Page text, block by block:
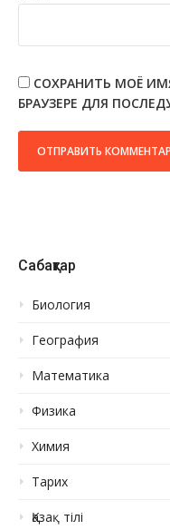
СОХРАНИТЬ МОЁ
БРАУЗЕРЕ ДЛЯ
Сабақтар
Биология
География
Математика
Физика
Химия
Тарих
Қазақ тілі